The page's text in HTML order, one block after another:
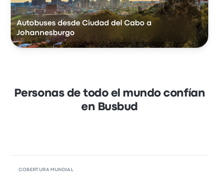
Autobuses desde Ciudad del Cabo a
Johannesburgo
Personas de todo el mundo confían
en Busbud
COBERTURA MUNDIAL